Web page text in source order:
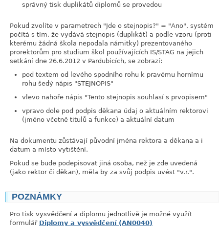
správný tisk duplikátů diplomů se provedou
Pokud zvolíte v parametrech "Jde o stejnopis?" = "Ano", systém
počítá s tím, že vydává stejnopis (duplikát) a podle vzoru (proti
kterému žádná škola nepodala námitky) prezentovaného
prorektorům pro studium škol používajících IS/STAG na jejich
setkání dne 26.6.2012 v Pardubicích, se zobrazí:
pod textem od levého spodního rohu k pravému hornímu
rohu šedý nápis "STEJNOPIS"
vlevo nahoře nápis "Tento stejnopis souhlasí s prvopisem"
vpravo dole pod podpis děkana údaj o aktuálním rektorovi
(jméno včetně titulů a funkce) a aktuální datum
Na dokumentu zůstávají původní jména rektora a děkana a i
datum a místo vytištění.
Pokud se bude podepisovat jiná osoba, než je zde uvedená
(jako rektor či děkan), měla by za svůj podpis uvést "v.r.".
POZNÁMKY
Pro tisk vysvědčení a diplomu jednotlivě je možné využít
formulář Diplomy a vysvědčení (AN0040)